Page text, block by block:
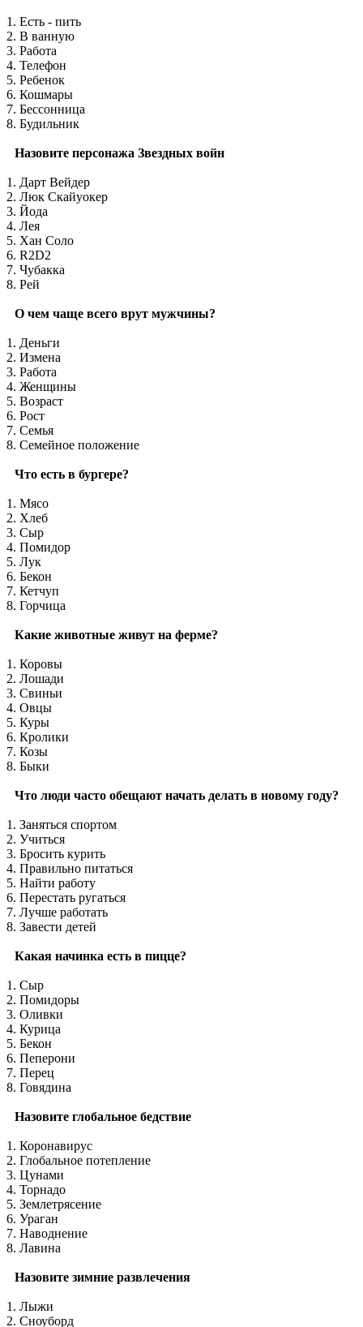
1. Есть - пить
2. В ванную
3. Работа
4. Телефон
5. Ребенок
6. Кошмары
7. Бессонница
8. Будильник
Назовите персонажа Звездных войн
1. Дарт Вейдер
2. Люк Скайуокер
3. Йода
4. Лея
5. Хан Соло
6. R2D2
7. Чубакка
8. Рей
О чем чаще всего врут мужчины?
1. Деньги
2. Измена
3. Работа
4. Женщины
5. Возраст
6. Рост
7. Семья
8. Семейное положение
Что есть в бургере?
1. Мясо
2. Хлеб
3. Сыр
4. Помидор
5. Лук
6. Бекон
7. Кетчуп
8. Горчица
Какие животные живут на ферме?
1. Коровы
2. Лошади
3. Свиньи
4. Овцы
5. Куры
6. Кролики
7. Козы
8. Быки
Что люди часто обещают начать делать в новому году?
1. Заняться спортом
2. Учиться
3. Бросить курить
4. Правильно питаться
5. Найти работу
6. Перестать ругаться
7. Лучше работать
8. Завести детей
Какая начинка есть в пицце?
1. Сыр
2. Помидоры
3. Оливки
4. Курица
5. Бекон
6. Пеперони
7. Перец
8. Говядина
Назовите глобальное бедствие
1. Коронавирус
2. Глобальное потепление
3. Цунами
4. Торнадо
5. Землетрясение
6. Ураган
7. Наводнение
8. Лавина
Назовите зимние развлечения
1. Лыжи
2. Сноуборд